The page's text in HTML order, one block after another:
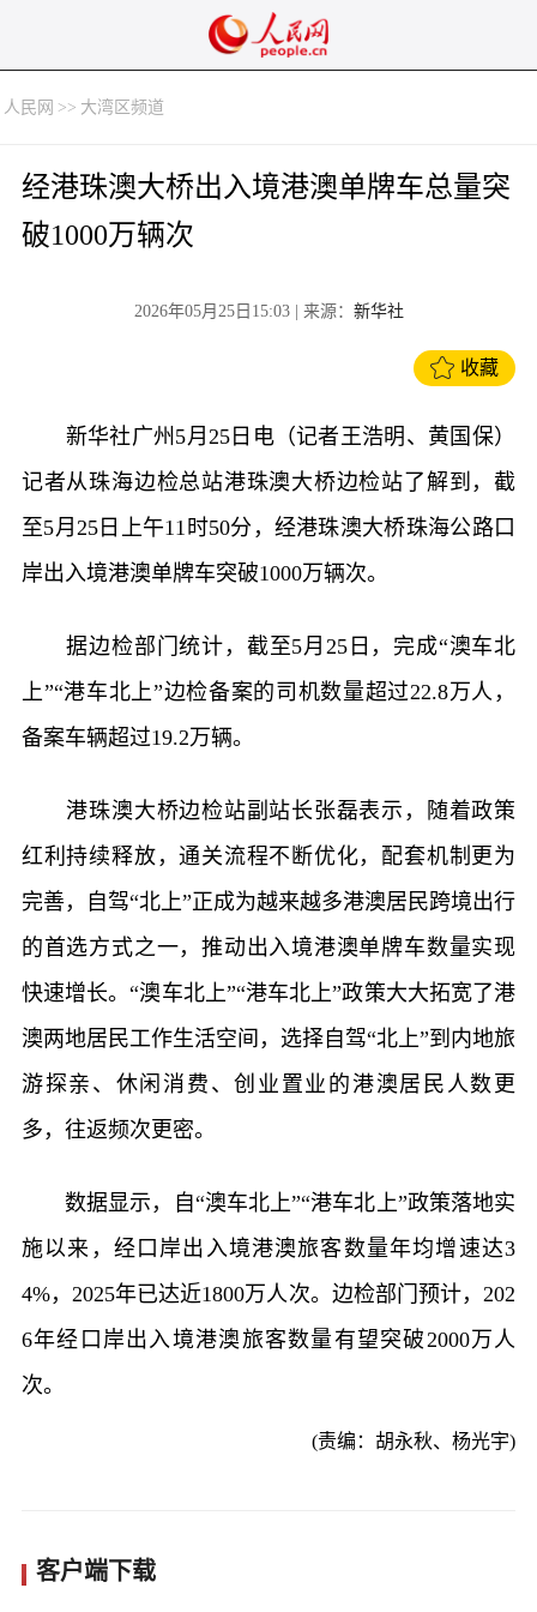
人民网 >> 大湾区频道
经港珠澳大桥出入境港澳单牌车总量突
破1000万辆次
2026年05月25日15:03| 来源： 新华社
收藏
新华社广州5月25日电（记者王浩明、黄国保）
记者从珠海边检总站港珠澳大桥边检站了解到，截
至5月25日上午11时50分，经港珠澳大桥珠海公路口
岸出入境港澳单牌车突破1000万辆次。
据边检部门统计，截至5月25日，完成“澳车北
上”“港车北上”边检备案的司机数量超过22.8万人，
备案车辆超过19.2万辆。
港珠澳大桥边检站副站长张磊表示，随着政策
红利持续释放，通关流程不断优化，配套机制更为
完善，自驾“北上”正成为越来越多港澳居民跨境出行
的首选方式之一，推动出入境港澳单牌车数量实现
快速增长。“澳车北上”“港车北上”政策大大拓宽了港
澳两地居民工作生活空间，选择自驾“北上”到内地旅
游探亲、休闲消费、创业置业的港澳居民人数更
多，往返频次更密。
数据显示，自“澳车北上”“港车北上”政策落地实
施以来，经口岸出入境港澳旅客数量年均增速达3
4%，2025年已达近1800万人次。边检部门预计，202
6年经口岸出入境港澳旅客数量有望突破2000万人
次。
(责编：胡永秋、杨光宇)
客户端下载